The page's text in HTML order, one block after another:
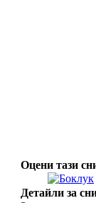
Оцени тази
Детайли за